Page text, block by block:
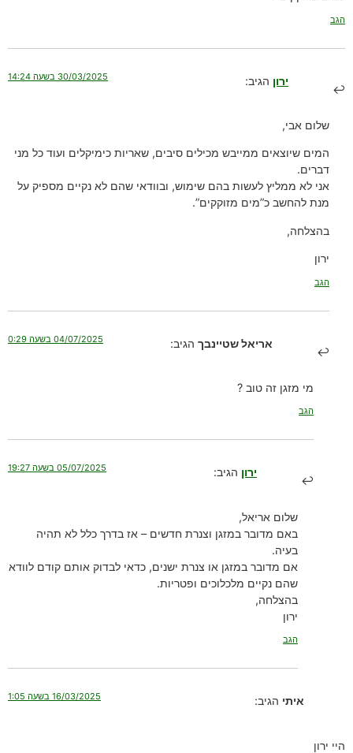
הגב
ירון הגיב: 30/03/2025 בשעה 14:24
שלום אבי,
המים שיוצאים ממייבש מכילים סיבים, שאריות כימיקלים ועוד כל מני
דברים.
אני לא ממליץ לעשות בהם שימוש, ובוודאי שהם לא נקיים מספיק על
מנת להחשב כ”מים מזוקקים”.
בהצלחה,
ירון
הגב
אריאל שטיינבך הגיב: 04/07/2025 בשעה 0:29
מי מזגן זה טוב ?
הגב
ירון הגיב: 05/07/2025 בשעה 19:27
שלום אריאל,
באם מדובר במזגן וצנרת חדשים – אז בדרך כלל לא תהיה
בעיה.
אם מדובר במזגן או צנרת ישנים, כדאי לבדוק אותם קודם לוודא
שהם נקיים מלכלוכים ופטריות.
בהצלחה,
ירון
הגב
איתי הגיב: 16/03/2025 בשעה 1:05
היי ירון